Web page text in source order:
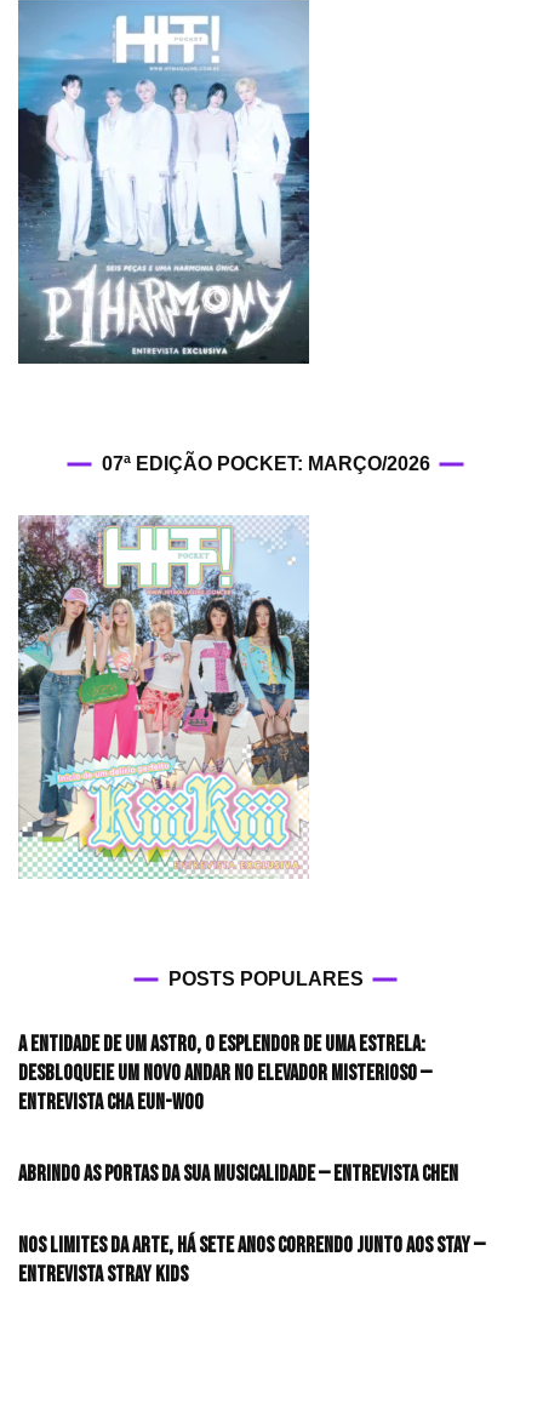
07ª EDIÇÃO POCKET: MARÇO/2026
POSTS POPULARES
A entidade de um astro, o esplendor de uma estrela:
desbloqueie um novo andar no elevador misterioso —
Entrevista CHA EUN-WOO
Abrindo as portas da sua musicalidade — Entrevista CHEN
Nos limites da arte, há sete anos correndo junto aos STAY —
Entrevista Stray Kids